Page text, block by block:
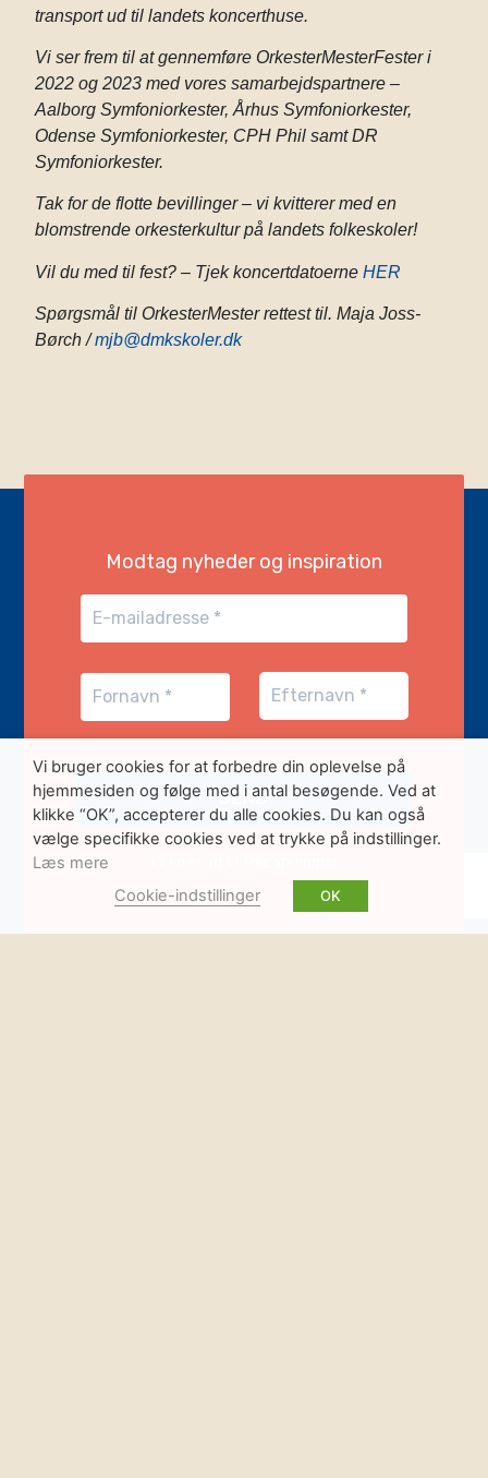
transport ud til landets koncerthuse.
Vi ser frem til at gennemføre OrkesterMesterFester i
2022 og 2023 med vores samarbejdspartnere –
Aalborg Symfoniorkester, Århus Symfoniorkester,
Odense Symfoniorkester, CPH Phil samt DR
Symfoniorkester.
Tak for de flotte bevillinger – vi kvitterer med en
blomstrende orkesterkultur på landets folkeskoler!
Vil du med til fest? – Tjek koncertdatoerneHER
Spørgsmål til OrkesterMester rettest til.Maja Joss-
Børch /mjb@dmkskoler.dk
Modtag nyheder og inspiration
Vi bruger cookies for at forbedre din oplevelse på
hjemmesiden og følge med i antal besøgende. Ved at
klikke “OK”, accepterer du alle cookies. Du kan også
vælge specifikke cookies ved at trykke på indstillinger.
Læs mere
Cookie-indstillinger
OK